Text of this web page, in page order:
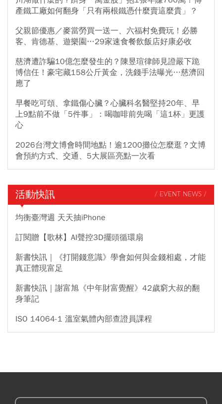
產鐵工廠如何翻身「只有兩根鐵憑什麼賣這麼貴」？
父親節優惠／麥當勞買一送一、六福村免費玩！必勝
客、肯德基、遊樂園…29家速食餐飲飯店好康必收
慈濟遭詐騙10億怎麼發生的？陳昱瑄律師見證嚴下跪
博信任！豪宅藏158公斤黃金，洗錢手法曝光…慈濟回
應了
早餐吃可頌、拿鐵傷心臟？心臟科名醫堅持20年、早
上9點前不做「5件事」：喝咖啡前先喝「這1杯」更護
心
2026台灣文博會時間地點！逾1200攤位怎麼逛？文博
會預約方式、交通、5大展區亮點一次看
活動快訊 / EVENT NEWS /
均衡臺灣週 天天抽iPhone
訂閱贈【歌林】AI聲控3D擺頭循環扇
新書快訊｜《打開錢意識》學會如何與金錢相處，才能
真正體現富足
新書快訊｜謝富旭《中年財富覺醒》42歲窮大叔的翻
身筆記
ISO 14064-1 溫室氣體內部查證員課程